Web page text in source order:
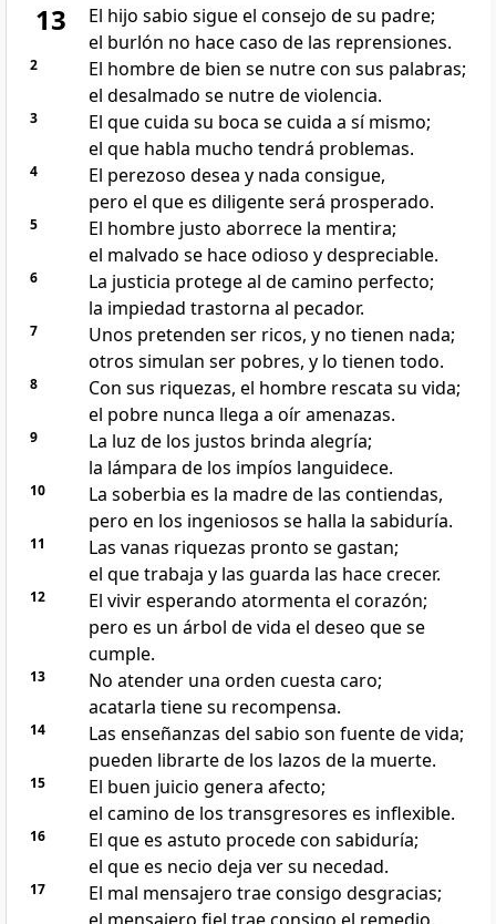
13
El hijo sabio sigue el consejo de su padre;
el burlón no hace caso de las reprensiones.
2
El hombre de bien se nutre con sus palabras;
el desalmado se nutre de violencia.
3
El que cuida su boca se cuida a sí mismo;
el que habla mucho tendrá problemas.
4
El perezoso desea y nada consigue,
pero el que es diligente será prosperado.
5
El hombre justo aborrece la mentira;
el malvado se hace odioso y despreciable.
6
La justicia protege al de camino perfecto;
la impiedad trastorna al pecador.
7
Unos pretenden ser ricos, y no tienen nada;
otros simulan ser pobres, y lo tienen todo.
8
Con sus riquezas, el hombre rescata su vida;
el pobre nunca llega a oír amenazas.
9
La luz de los justos brinda alegría;
la lámpara de los impíos languidece.
10
La soberbia es la madre de las contiendas,
pero en los ingeniosos se halla la sabiduría.
11
Las vanas riquezas pronto se gastan;
el que trabaja y las guarda las hace crecer.
12
El vivir esperando atormenta el corazón;
pero es un árbol de vida el deseo que se
cumple.
13
No atender una orden cuesta caro;
acatarla tiene su recompensa.
14
Las enseñanzas del sabio son fuente de vida;
pueden librarte de los lazos de la muerte.
15
El buen juicio genera afecto;
el camino de los transgresores es inflexible.
16
El que es astuto procede con sabiduría;
el que es necio deja ver su necedad.
17
El mal mensajero trae consigo desgracias;